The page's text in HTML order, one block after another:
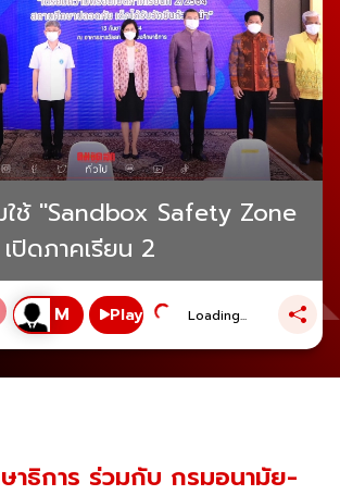
ใช้ "Sandbox Safety Zone
ปิดภาคเรียน 2
Play Loading...
าธิการ ร่วมกับ กรมอนามัย-